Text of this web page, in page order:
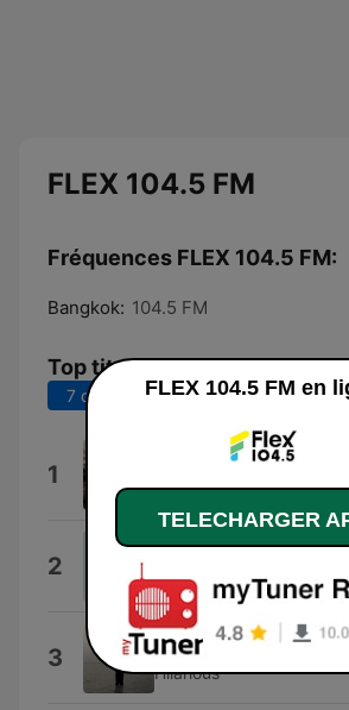
FLEX 104.5 FM
Fréquences FLEX 104.5 FM:
Bangkok: 104.5 FM
Top titres
7 derniers jours 30 derniers
1 Momento Espírita
Momento Espírita
2 INK
Ink Waruntorn
3 ไม่มีวันไหนที่ไม่คิดถึง
Hilarious
FLEX 104.5 FM en
TELECHARGER